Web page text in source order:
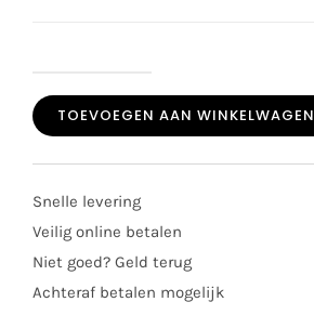
trekfiguur
TOEVOEGEN AAN WINKELWAGEN
Snelle levering
Veilig online betalen
Niet goed? Geld terug
Achteraf betalen mogelijk